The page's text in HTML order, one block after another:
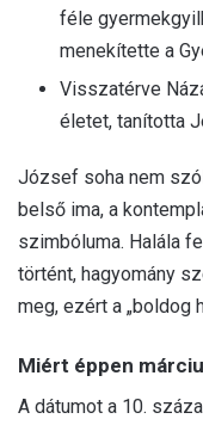
féle
menekítette a
Visszatérve
életet, tanította
József soha nem
belső ima, a
szimbóluma. Halála
történt, hagyomány
meg, ezért a „boldog
Miért éppen
A dátumot a 10.